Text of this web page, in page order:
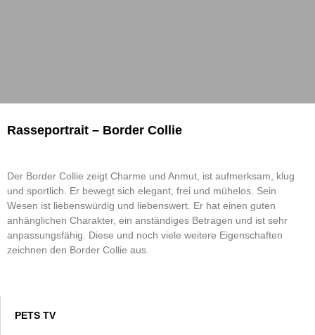
Rasseportrait – Border Collie
Der Border Collie zeigt Charme und Anmut, ist aufmerksam, klug
und sportlich. Er bewegt sich elegant, frei und mühelos. Sein
Wesen ist liebenswürdig und liebenswert. Er hat einen guten
anhänglichen Charakter, ein anständiges Betragen und ist sehr
anpassungsfähig. Diese und noch viele weitere Eigenschaften
zeichnen den Border Collie aus.
PETS TV